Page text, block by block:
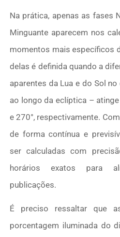
Na prática, apenas as fases
Minguante aparecem nos
momentos mais específicos
delas é definida quando a
aparentes da Lua e do Sol
ao longo da eclíptica – atinge
e 270°, respectivamente.
de forma contínua e
ser calculadas com
horários exatos para
publicações.
É preciso ressaltar que
porcentagem iluminada do